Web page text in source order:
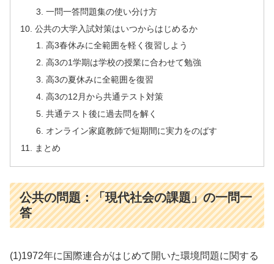
一問一答問題集の使い分け方
公共の大学入試対策はいつからはじめるか
高3春休みに全範囲を軽く復習しよう
高3の1学期は学校の授業に合わせて勉強
高3の夏休みに全範囲を復習
高3の12月から共通テスト対策
共通テスト後に過去問を解く
オンライン家庭教師で短期間に実力をのばす
まとめ
公共の問題：「現代社会の課題」の一問一
答
(1)1972年に国際連合がはじめて開いた環境問題に関する